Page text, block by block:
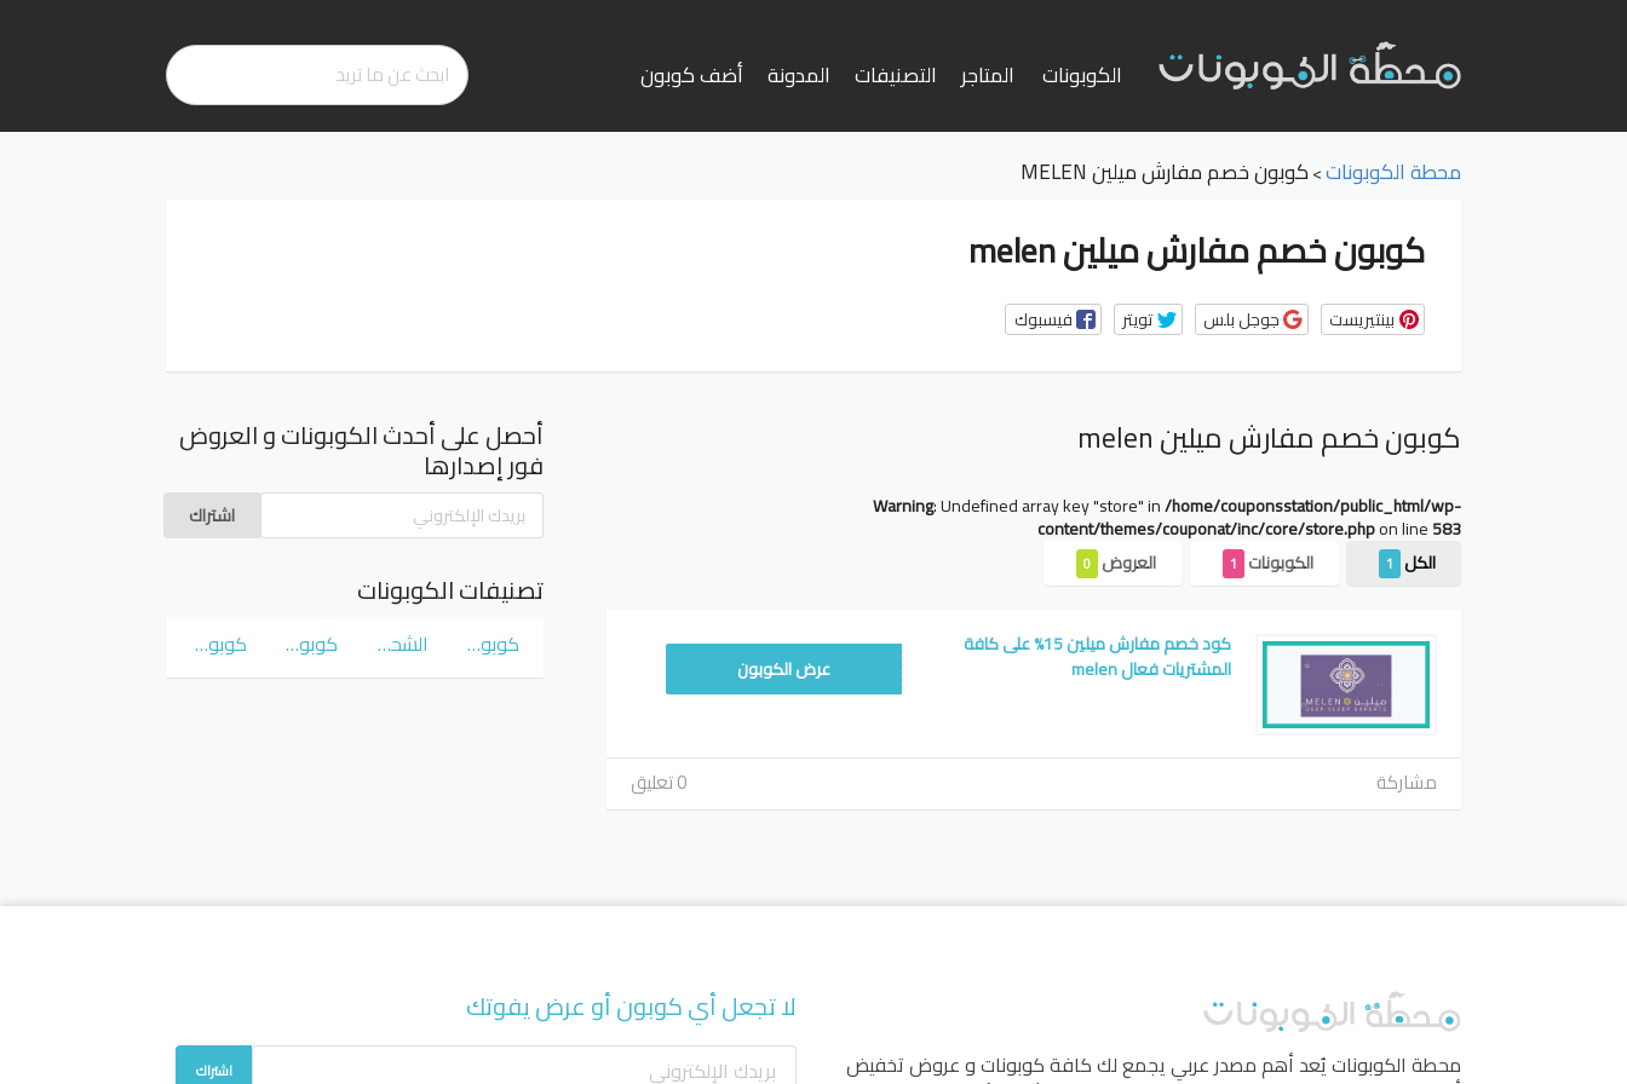
إلى
المحتوى
الكوبونات المتاجر التصنيفات المدونة أضف كوبون
محطة الكوبونات>كوبون خصم مفارش ميلين MELEN
كوبون خصم مفارش ميلين melen
فيسبوك تويتر جوجل بلس بينتيريست
كوبون خصم مفارش ميلين melen
Warning: Undefined array key "store" in/home/couponsstation/public_html/wp-
content/themes/couponat/inc/core/store.phpon line583
الكل 1 الكوبونات 1 العروض 0
كود خصم مفارش ميلين 15% على كافة
المشتريات فعال melen
عرض الكوبون
مشاركة 0 تعليق
أحصل على أحدث الكوبونات و العروض
فور إصدارها
اشتراك
تصنيفات الكوبونات
كوبونات و عروض سوق كوم الشحن المجاني كوبونات و عروض نمشي Namshi كوبونات و عروض نون Noon
محطة الكوبوناتيُعد أهم مصدر عربي يجمع لك كافة كوبونات و عروض تخفيض
لا تجعل أي كوبون أو عرض يفوتك
اشتراك